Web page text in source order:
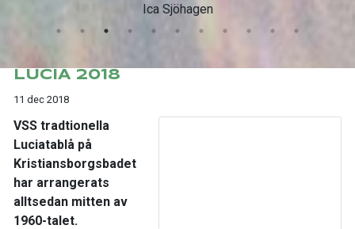
Ica Sjöhagen
LUCIA 2018
11 dec 2018
VSS tradtionella
Luciatablå på
Kristiansborgsbadet
har arrangerats
alltsedan mitten av
1960-talet.